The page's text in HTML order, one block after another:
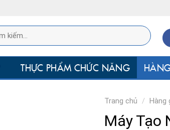
THỰC PHẨM CHỨC NĂNG
Trang chủ / Hàng
Máy Tạo